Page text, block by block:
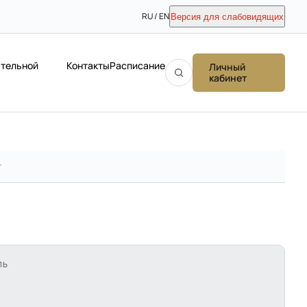
RU / EN Версия для слабовидящих
КонтактыРасписание
Личный
кабинет